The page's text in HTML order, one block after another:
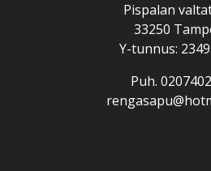
Pispalan
33250
Y-tunnus:
Puh.